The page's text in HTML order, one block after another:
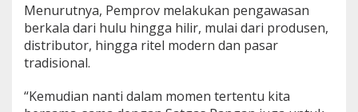
Menurutnya, Pemprov melakukan pengawasan
berkala dari hulu hingga hilir, mulai dari produsen,
distributor, hingga ritel modern dan pasar
tradisional.
“Kemudian nanti dalam momen tertentu kita